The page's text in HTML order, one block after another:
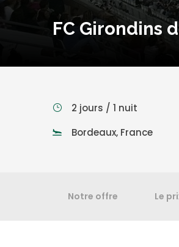
FC Girondins
2 jours / 1 nuit
Bordeaux, France
Notre offre Le